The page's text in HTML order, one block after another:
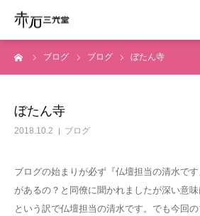
ブログ ブログ ぼたん寺
ぼたん寺
2018.10.2 ブログ
ブログの始まりが必ず『仏壇担当の清水で
があるの？と同僚に聞かれましたが深い意味
という訳で仏壇担当の清水です。でも今回
ホーム